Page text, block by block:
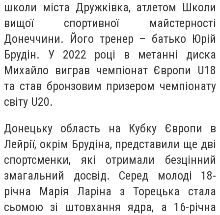
школи міста Дружківка, атлетом Школи
вищої спортивної майстерності
Донеччини. Його тренер – батько Юрій
Брудін. У 2022 році в метанні диска
Михайло виграв чемпіонат Європи U18
та став бронзовим призером чемпіонату
світу U20.
Донецьку область на Кубку Європи в
Лейрії, окрім Брудіна, представили ще дві
спортсменки, які отримали безцінний
змагальний досвід. Серед молоді 18-
річна Марія Ларіна з Торецька стала
сьомою зі штовхання ядра, а 16-річна